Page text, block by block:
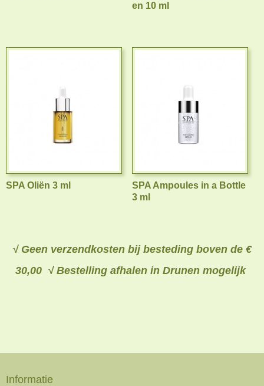
en 10 ml
SPA Oliën 3 ml
SPA Ampoules in a Bottle
3 ml
√ Geen verzendkosten bij besteding boven de €
30,00 √ Bestelling afhalen in Drunen mogelijk
Informatie